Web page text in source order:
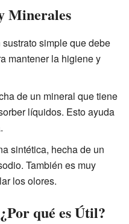
Minerales
sustrato simple que debe
mantener la higiene y
de un mineral que tiene
líquidos. Esto ayuda
sintética, hecha de un
También es muy
los olores.
qué es Útil?